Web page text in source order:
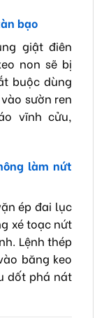
bạo
giật điên
non sẽ bị
buộc dùng
sườn ren
vĩnh cửu,
làm nứt
ép đai lục
xé toạc nứt
Lệnh thép
băng keo
dốt phá nát